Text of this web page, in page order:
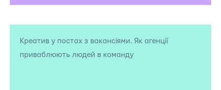
Креатив у постах з вакансіями. Як агенції
приваблюють людей в команду